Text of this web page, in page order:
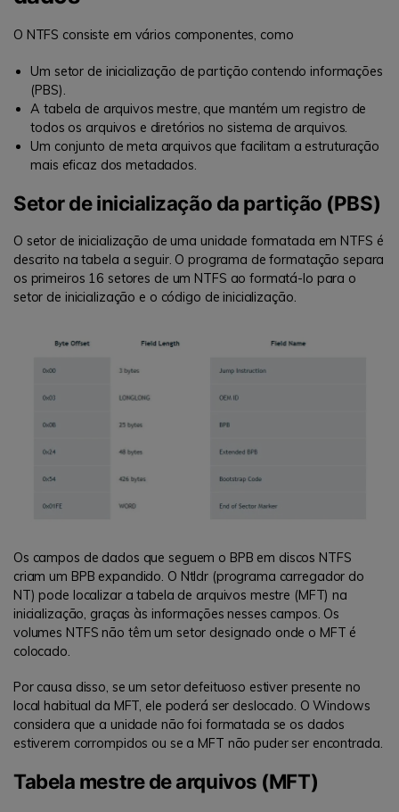
O NTFS consiste em vários componentes, como
Um setor de inicialização de partição contendo informações
(PBS).
A tabela de arquivos mestre, que mantém um registro de
todos os arquivos e diretórios no sistema de arquivos.
Um conjunto de meta arquivos que facilitam a estruturação
mais eficaz dos metadados.
Setor de inicialização da partição (PBS)
O setor de inicialização de uma unidade formatada em NTFS é
descrito na tabela a seguir. O programa de formatação separa
os primeiros 16 setores de um NTFS ao formatá-lo para o
setor de inicialização e o código de inicialização.
Os campos de dados que seguem o BPB em discos NTFS
criam um BPB expandido. O Ntldr (programa carregador do
NT) pode localizar a tabela de arquivos mestre (MFT) na
inicialização, graças às informações nesses campos. Os
volumes NTFS não têm um setor designado onde o MFT é
colocado.
Por causa disso, se um setor defeituoso estiver presente no
local habitual da MFT, ele poderá ser deslocado. O Windows
considera que a unidade não foi formatada se os dados
estiverem corrompidos ou se a MFT não puder ser encontrada.
Tabela mestre de arquivos (MFT)